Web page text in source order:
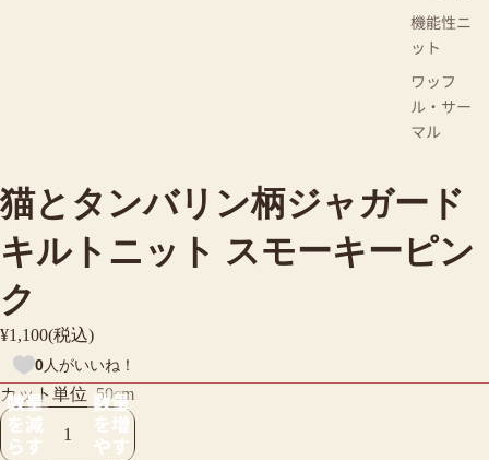
機能性ニ
ット
ワッフ
ル・サー
マル
猫とタンバリン柄ジャガード
キルトニット スモーキーピン
ク
¥1,100(税込)
0人がいいね！
カット単位 50cm
数量
を減
らす
数量
を増
やす